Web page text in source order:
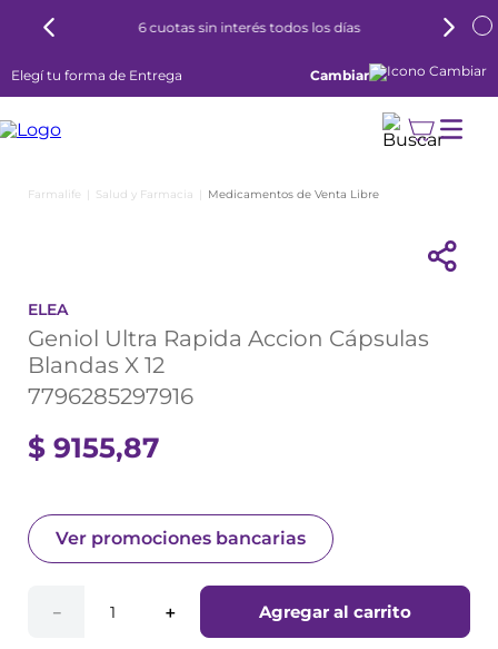
6 cuotas sin interés todos los días
Elegí tu forma de Entrega Cambiar
Salud y Farmacia Medicamentos de Venta Libre
ELEA
Geniol Ultra Rapida Accion Cápsulas
Blandas X 12
7796285297916
$ 9155,87
Ver promociones bancarias
＋
－ Agregar al carrito